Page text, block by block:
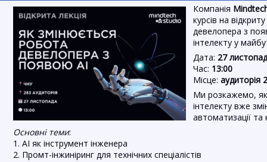
Компанія
курсів на
девелопера з
інтелекту у
Дата: 27
Час: 13:00
Місце: аудиторія
Ми розкажемо, як
інтелекту вже
автоматизації
Основні теми:
1. AI як інструмент інженера
2. Промт-інжиніринг для технічних спеціалістів